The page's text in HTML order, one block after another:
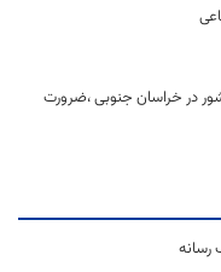
در خراسان جنوبی ،ضرورت
رسانه